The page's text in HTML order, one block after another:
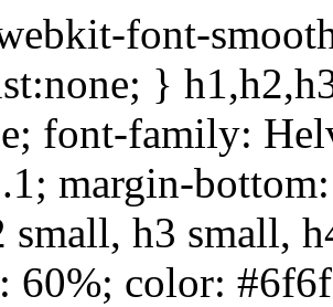
font-
}
font-family:
margin-
small, h3 small,
60%; color: